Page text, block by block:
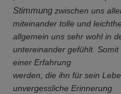
Stimmungzwischen uns
miteinander tolle und
allgemein uns sehr wohl in
untereinander gefühlt.
einer Erfahrung
werden, die ihn für sein
unvergessliche Erinnerung